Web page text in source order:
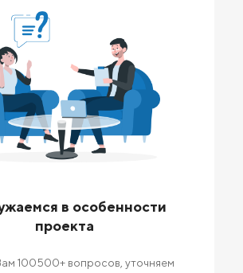
в особенности
проекта
100500+ вопросов, уточняем